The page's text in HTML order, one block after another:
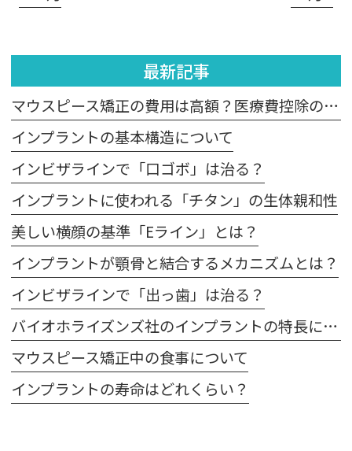
最新記事
マウスピース矯正の費用は高額？医療費控除の適用は？
インプラントの基本構造について
インビザラインで「口ゴボ」は治る？
インプラントに使われる「チタン」の生体親和性
美しい横顔の基準「Eライン」とは？
インプラントが顎骨と結合するメカニズムとは？
インビザラインで「出っ歯」は治る？
バイオホライズンズ社のインプラントの特長について
マウスピース矯正中の食事について
インプラントの寿命はどれくらい？